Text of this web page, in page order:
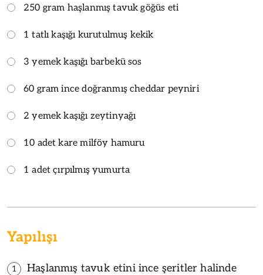
250 gram haşlanmış tavuk göğüs eti
1 tatlı kaşığı kurutulmuş kekik
3 yemek kaşığı barbekü sos
60 gram ince doğranmış cheddar peyniri
2 yemek kaşığı zeytinyağı
10 adet kare milföy hamuru
1 adet çırpılmış yumurta
Yapılışı
1
Haşlanmış tavuk etini ince şeritler halinde